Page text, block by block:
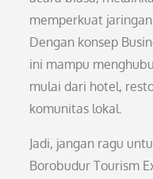
memperkuat
Dengan konsep
ini mampu
mulai dari hotel,
komunitas lokal.
Jadi, jangan ragu
Borobudur Tourism